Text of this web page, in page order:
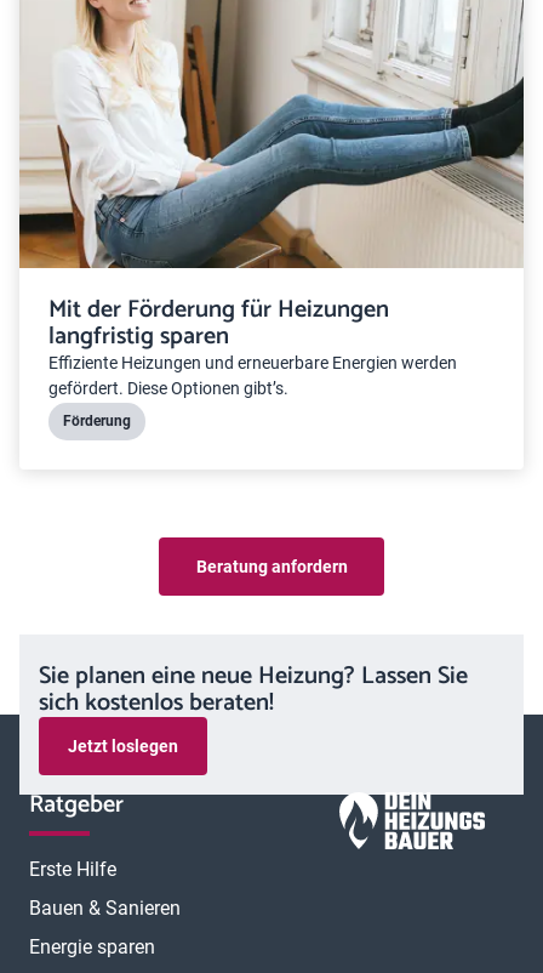
Mit der Förderung für Heizungen
langfristig sparen
Effiziente Heizungen und erneuerbare Energien werden
gefördert. Diese Optionen gibt’s.
Förderung
Beratung anfordern
Sie planen eine neue Heizung? Lassen Sie
sich kostenlos beraten!
Jetzt loslegen
Ratgeber
Erste Hilfe
Bauen & Sanieren
Energie sparen